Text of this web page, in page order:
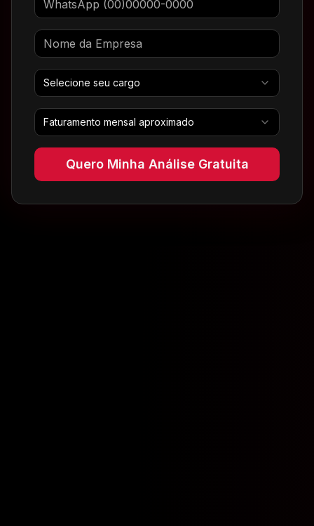
Selecione seu cargo
Faturamento mensal aproximado
Quero Minha Análise Gratuita